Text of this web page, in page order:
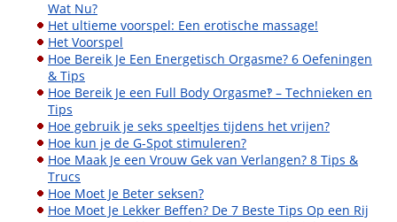
Wat Nu?
Het ultieme voorspel: Een erotische massage!
Het Voorspel
Hoe Bereik Je Een Energetisch Orgasme? 6 Oefeningen
& Tips
Hoe Bereik Je een Full Body Orgasme‽ – Technieken en
Tips
Hoe gebruik je seks speeltjes tijdens het vrijen?
Hoe kun je de G-Spot stimuleren?
Hoe Maak Je een Vrouw Gek van Verlangen? 8 Tips &
Trucs
Hoe Moet Je Beter seksen?
Hoe Moet Je Lekker Beffen? De 7 Beste Tips Op een Rij